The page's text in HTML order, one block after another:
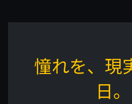
憧れを、現
日。